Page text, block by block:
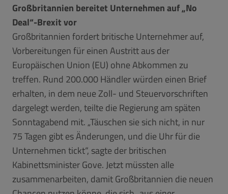
Großbritannien bereitet Unternehmen auf „No
Deal“-Brexit vor
Großbritannien fordert britische Unternehmer auf,
Vorbereitungen für einen Austritt aus der
Europäischen Union (EU) ohne Abkommen zu
treffen. Rund 200.000 Händler würden einen Brief
erhalten, in dem neue Zoll- und Steuervorschriften
dargelegt werden, teilte die Regierung am späten
Sonntagabend mit. „Täuschen sie sich nicht, in nur
75 Tagen gibt es Änderungen, und die Uhr für die
Unternehmen tickt“, sagte der britischen
Kabinettsminister Gove. Jetzt müssten alle
zusammenarbeiten, damit Großbritannien die neuen